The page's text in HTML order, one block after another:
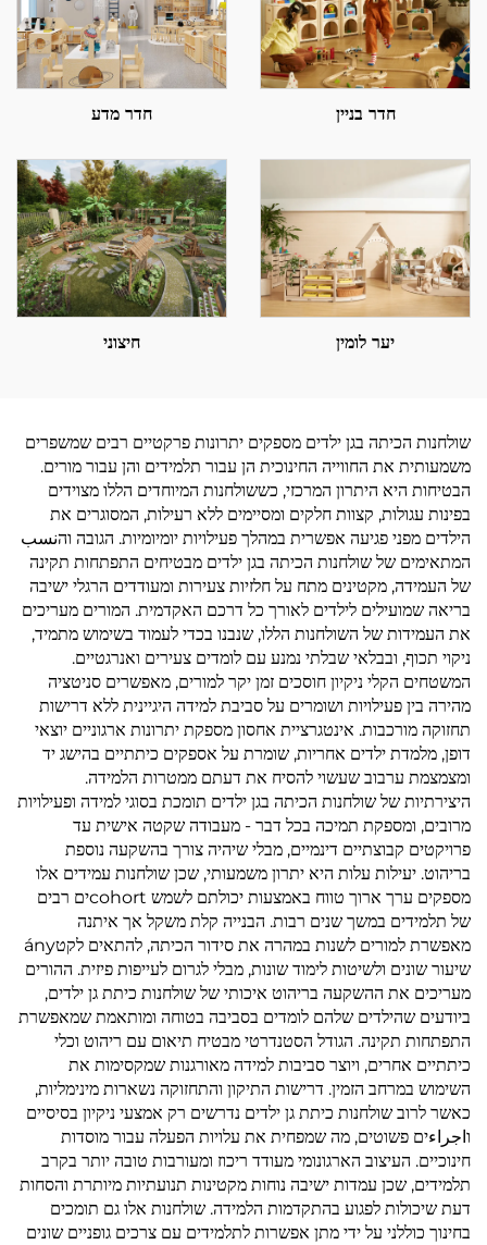
חדר בניין חדר מדע
יער לומין חיצוני
שולחנות הכיתה בגן ילדים מספקים יתרונות פרקטיים רבים שמשפרים
משמעותית את החווייה החינוכית הן עבור תלמידים והן עבור מורים.
הבטיחות היא היתרון המרכזי, כששולחנות המיוחדים הללו מצוידים
בפינות עגולות, קצוות חלקים ומסיימים ללא רעילות, המסוגרים את
הילדים מפני פגיעה אפשרית במהלך פעילויות יומיומיות. הגובה והنسب
המתאימים של שולחנות הכיתה בגן ילדים מבטיחים התפתחות תקינה
של העמידה, מקטינים מתח על חלזיות צעירות ומעודדים הרגלי ישיבה
בריאה שמועילים לילדים לאורך כל דרכם האקדמית. המורים מעריכים
את העמידות של השולחנות הללו, שנבנו בכדי לעמוד בשימוש מתמיד,
ניקוי תכוף, ובבלאי שבלתי נמנע עם לומדים צעירים ואנרגטיים.
המשטחים הקלי ניקיון חוסכים זמן יקר למורים, מאפשרים סניטציה
מהירה בין פעילויות ושומרים על סביבת למידה היגיינית ללא דרישות
תחזוקה מורכבות. אינטגרציית אחסון מספקת יתרונות ארגוניים יוצאי
דופן, מלמדת ילדים אחריות, שומרת על אספקים כיתתיים בהישג יד
ומצמצמת ערבוב שעשוי להסיח את דעתם ממטרות הלמידה.
היצירתיות של שולחנות הכיתה בגן ילדים תומכת בסוגי למידה ופעילויות
מרובים, ומספקת תמיכה בכל דבר - מעבודה שקטה אישית עד
פרויקטים קבוצתיים דינמיים, מבלי שיהיה צורך בהשקעה נוספת
בריהוט. יעילות עלות היא יתרון משמעותי, שכן שולחנות עמידים אלו
מספקים ערך ארוך טווח באמצעות יכולתם לשמש cohortים רבים
של תלמידים במשך שנים רבות. הבנייה קלת משקל אך איתנה
מאפשרת למורים לשנות במהרה את סידור הכיתה, להתאים לקטány
שיעור שונים ולשיטות לימוד שונות, מבלי לגרום לעייפות פיזית. ההורים
מעריכים את ההשקעה בריהוט איכותי של שולחנות כיתת גן ילדים,
ביודעים שהילדים שלהם לומדים בסביבה בטוחה ומותאמת שמאפשרת
התפתחות תקינה. הגודל הסטנדרטי מבטיח תיאום עם ריהוט וכלי
כיתתיים אחרים, ויוצר סביבות למידה מאורגנות שמקסימות את
השימוש במרחב הזמין. דרישות התיקון והתחזוקה נשארות מינימליות,
כאשר לרוב שולחנות כיתת גן ילדים נדרשים רק אמצעי ניקיון בסיסיים
וاجراءים פשוטים, מה שמפחית את עלויות הפעלה עבור מוסדות
חינוכיים. העיצוב הארגונומי מעודד ריכוז ומעורבות טובה יותר בקרב
תלמידים, שכן עמדות ישיבה נוחות מקטינות תנועתיות מיותרת והסחות
דעת שיכולות לפגוע בהתקדמות הלמידה. שולחנות אלו גם תומכים
בחינוך כוללני על ידי מתן אפשרות לתלמידים עם צרכים גופניים שונים